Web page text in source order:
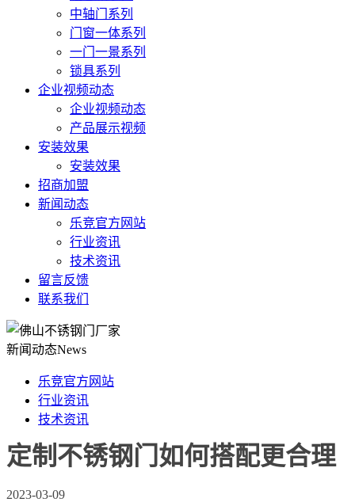
中轴门系列
门窗一体系列
一门一景系列
锁具系列
企业视频动态
企业视频动态
产品展示视频
安装效果
安装效果
招商加盟
新闻动态
乐竞官方网站
行业资讯
技术资讯
留言反馈
联系我们
新闻动态News
乐竞官方网站
行业资讯
技术资讯
定制不锈钢门如何搭配更合理
2023-03-09